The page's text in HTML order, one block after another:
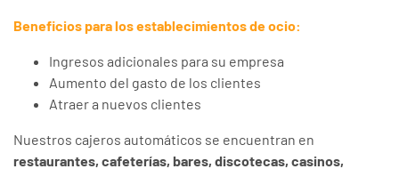
Beneficios para los establecimientos de ocio:
Ingresos adicionales para su empresa
Aumento del gasto de los clientes
Atraer a nuevos clientes
Nuestros cajeros automáticos se encuentran en
restaurantes, cafeterías, bares, discotecas, casinos,